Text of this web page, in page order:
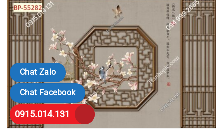
Chat Zalo
Chat Facebook
0915.014.131